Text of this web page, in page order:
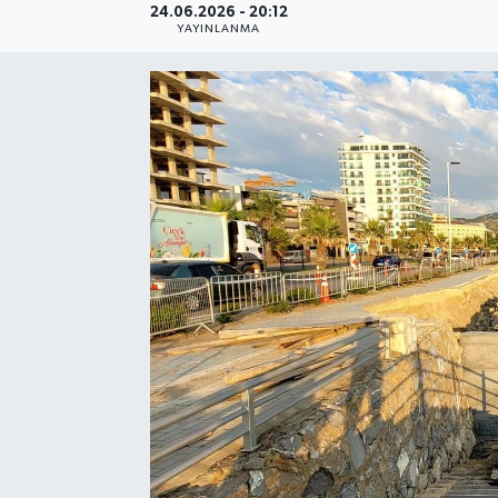
24.06.2026 - 20:12
YAYINLANMA